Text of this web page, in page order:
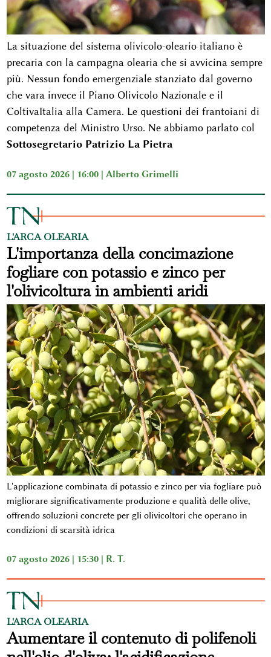
La situazione del sistema olivicolo-oleario italiano è
precaria con la campagna olearia che si avvicina sempre
più. Nessun fondo emergenziale stanziato dal governo
che vara invece il Piano Olivicolo Nazionale e il
ColtivaItalia alla Camera. Le questioni dei frantoiani di
competenza del Ministro Urso. Ne abbiamo parlato col
Sottosegretario Patrizio La Pietra
07 agosto 2026 | 16:00 | Alberto Grimelli
L'ARCA OLEARIA
L'importanza della concimazione
fogliare con potassio e zinco per
l'olivicoltura in ambienti aridi
L'applicazione combinata di potassio e zinco per via fogliare può
migliorare significativamente produzione e qualità delle olive,
offrendo soluzioni concrete per gli olivicoltori che operano in
condizioni di scarsità idrica
07 agosto 2026 | 15:30 | R. T.
L'ARCA OLEARIA
Aumentare il contenuto di polifenoli